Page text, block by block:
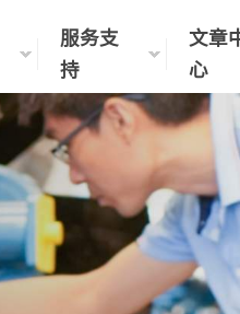
服务支
持
文章
心